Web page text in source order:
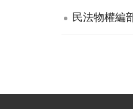
民法物權編